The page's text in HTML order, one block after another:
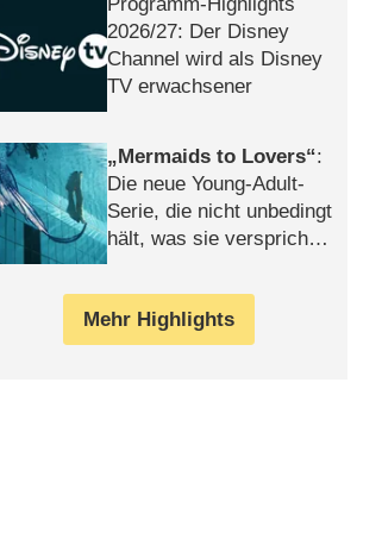
2026/​27: Der Disney
Channel wird als Disney
TV erwachsener
Mermaids to Lovers :
Die neue Young-Adult-
Serie, die nicht unbedingt
hält, was sie verspricht –
Mehr Highlights